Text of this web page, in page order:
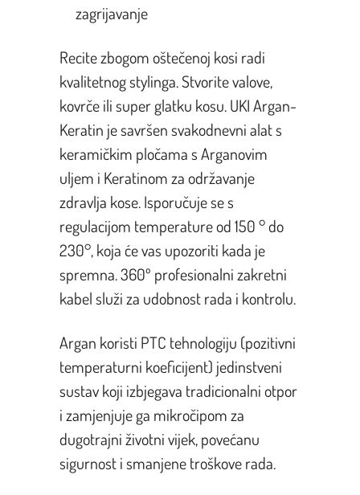
zagrijavanje
Recite zbogom oštečenoj kosi radi
kvalitetnog stylinga. Stvorite valove,
kovrče ili super glatku kosu. UKI Argan-
Keratin je savršen svakodnevni alat s
keramičkim pločama s Arganovim
uljem i Keratinom za održavanje
zdravlja kose. Isporučuje se s
regulacijom temperature od 150 ° do
230°, koja će vas upozoriti kada je
spremna. 360º profesionalni zakretni
kabel služi za udobnost rada i kontrolu.
Argan koristi PTC tehnologiju (pozitivni
temperaturni koeficijent) jedinstveni
sustav koji izbjegava tradicionalni otpor
i zamjenjuje ga mikročipom za
dugotrajni životni vijek, povećanu
sigurnost i smanjene troškove rada.